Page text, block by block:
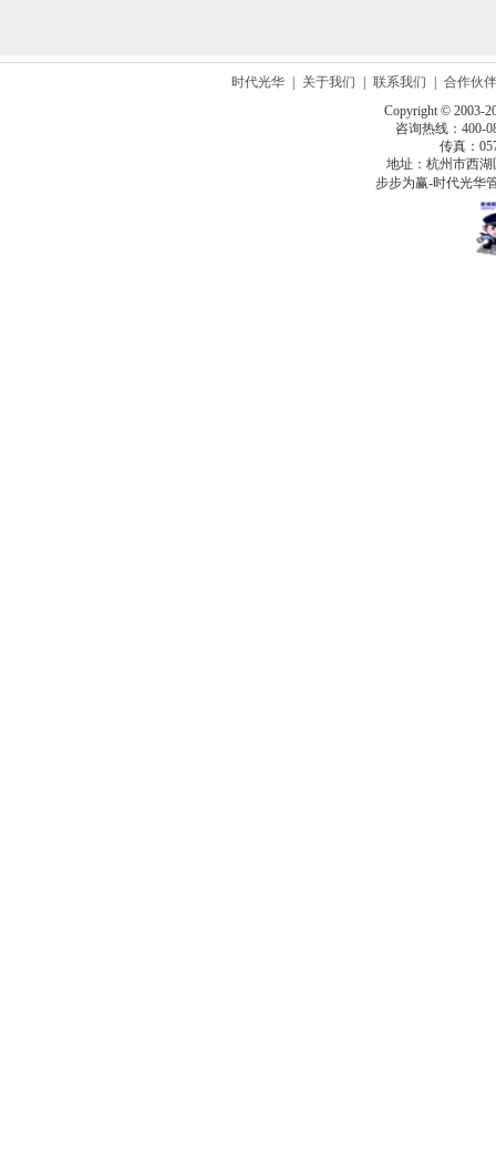
时代光华 关于我们 联系我们
合作伙伴
Copyright © 2003-
咨询热线：400-
传真：
地址：杭州市西
步步为赢-时代光华